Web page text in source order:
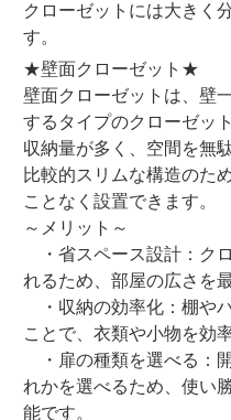
クローゼットには大きく
す。
★壁面クローゼット★
壁面クローゼットは、壁
するタイプのクローゼット
収納量が多く、空間を無
比較的スリムな構造のた
ことなく設置できます。
～メリット～
・省スペース設計：ク
れるため、部屋の広さを
・収納の効率化：棚や
ことで、衣類や小物を効
・扉の種類を選べる：
れかを選べるため、使い
能です。